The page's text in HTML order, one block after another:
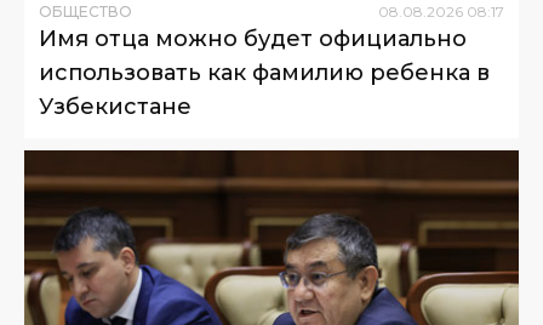
ОБЩЕСТВО 08.08.2026 08:17
Имя отца можно будет официально
использовать как фамилию ребенка в
Узбекистане